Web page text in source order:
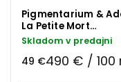
Pigmentarium &
La Petite Mort
parfumovaná voda
Skladom v predajni
49 €490 € / 100